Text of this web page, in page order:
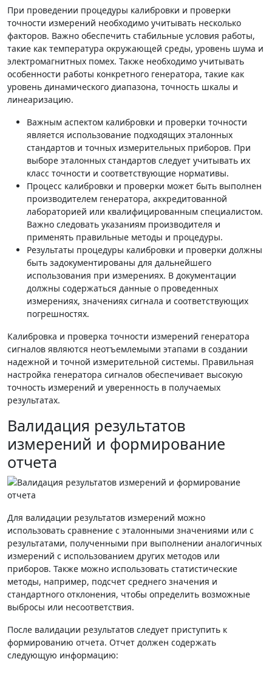
При проведении процедуры калибровки и проверки
точности измерений необходимо учитывать несколько
факторов. Важно обеспечить стабильные условия работы,
такие как температура окружающей среды, уровень шума и
электромагнитных помех. Также необходимо учитывать
особенности работы конкретного генератора, такие как
уровень динамического диапазона, точность шкалы и
линеаризацию.
Важным аспектом калибровки и проверки точности
является использование подходящих эталонных
стандартов и точных измерительных приборов. При
выборе эталонных стандартов следует учитывать их
класс точности и соответствующие нормативы.
Процесс калибровки и проверки может быть выполнен
производителем генератора, аккредитованной
лабораторией или квалифицированным специалистом.
Важно следовать указаниям производителя и
применять правильные методы и процедуры.
Результаты процедуры калибровки и проверки должны
быть задокументированы для дальнейшего
использования при измерениях. В документации
должны содержаться данные о проведенных
измерениях, значениях сигнала и соответствующих
погрешностях.
Калибровка и проверка точности измерений генератора
сигналов являются неотъемлемыми этапами в создании
надежной и точной измерительной системы. Правильная
настройка генератора сигналов обеспечивает высокую
точность измерений и уверенность в получаемых
результатах.
Валидация результатов
измерений и формирование
отчета
Для валидации результатов измерений можно
использовать сравнение с эталонными значениями или с
результатами, полученными при выполнении аналогичных
измерений с использованием других методов или
приборов. Также можно использовать статистические
методы, например, подсчет среднего значения и
стандартного отклонения, чтобы определить возможные
выбросы или несоответствия.
После валидации результатов следует приступить к
формированию отчета. Отчет должен содержать
следующую информацию: